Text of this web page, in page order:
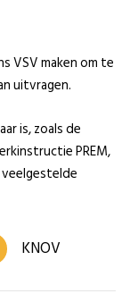
VSV maken om te
uitvragen.
is, zoals de
PREM,
KNOV